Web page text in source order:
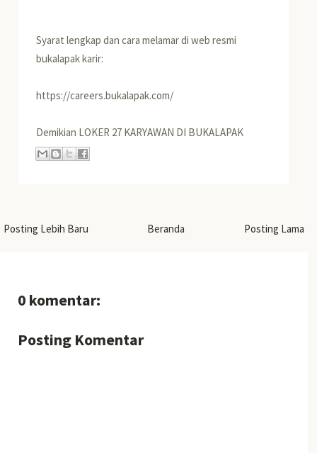
Syarat lengkap dan cara melamar di web resmi
bukalapak karir:
https://careers.bukalapak.com/
Demikian LOKER 27 KARYAWAN DI BUKALAPAK
Posting Lebih Baru Posting Lama
Beranda
0 komentar:
Posting Komentar